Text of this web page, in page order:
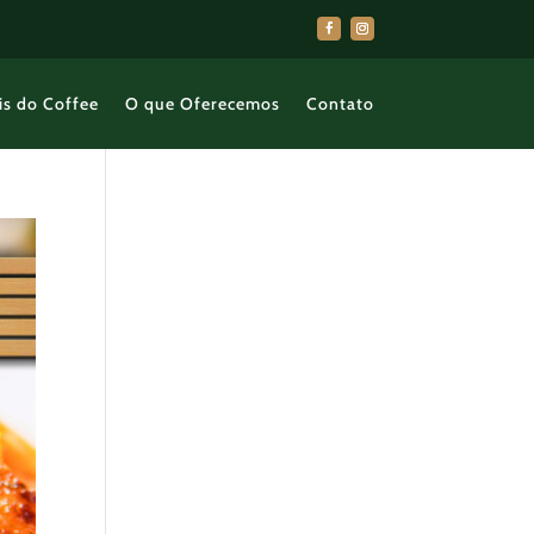
do Coffee O que Oferecemos Contato